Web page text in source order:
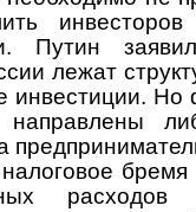
Путин
лежат
инвестиции. Но
направлены